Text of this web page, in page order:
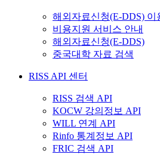
해외자료신청(E-DDS) 이
비용지원 서비스 안내
해외자료신청(E-DDS)
중국대학 자료 검색
RISS API 센터
RISS 검색 API
KOCW 강의정보 API
WILL 연계 API
Rinfo 통계정보 API
FRIC 검색 API